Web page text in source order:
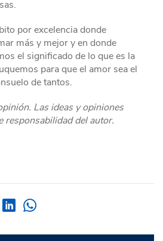
por excelencia donde
más y mejor y en donde
el significado de lo que es la
para que el amor sea el
de tantos.
Las ideas y opiniones
responsabilidad del autor.